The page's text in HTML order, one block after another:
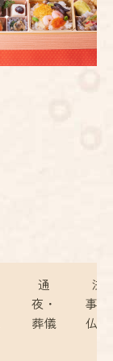
通
夜・
葬儀
法
事・
仏事